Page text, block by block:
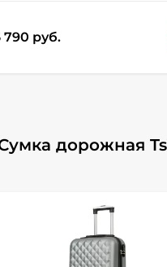
790 руб.
дорожная